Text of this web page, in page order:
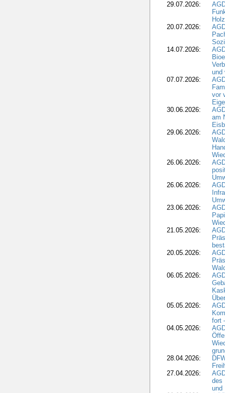
29.07.2026:
20.07.2026:
14.07.2026:
und
07.07.2026:
vor
30.06.2026:
am
29.06.2026:
26.06.2026:
26.06.2026:
23.06.2026:
21.05.2026:
20.05.2026:
06.05.2026:
05.05.2026:
fort
04.05.2026:
28.04.2026:
27.04.2026:
des
und